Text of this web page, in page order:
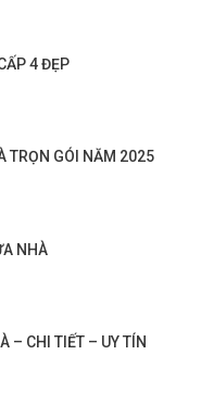
4 ĐẸP
TRỌN GÓI NĂM 2025
NHÀ
– CHI TIẾT – UY TÍN